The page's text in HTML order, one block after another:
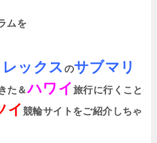
ムを
ックス のサブマリ
た＆ハワイ旅行に行くこと
イ 競輪サイトをご紹介しちゃ